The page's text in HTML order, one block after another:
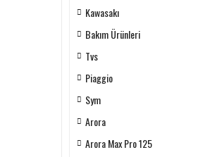
Kawasakı
Bakım Ürünleri
Tvs
Piaggio
Sym
Arora
Arora Max Pro 125